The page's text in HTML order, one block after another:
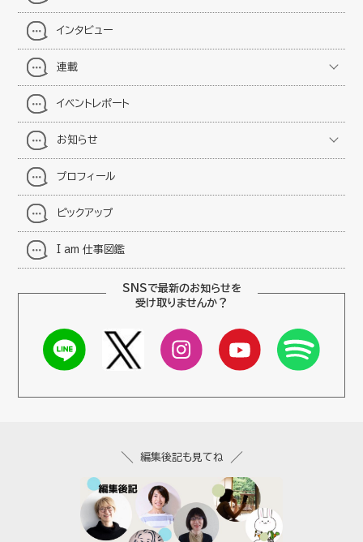
インタビュー
連載
イベントレポート
お知らせ
プロフィール
ピックアップ
I am 仕事図鑑
SNSで最新のお知らせを
受け取りませんか？
編集後記も見てね